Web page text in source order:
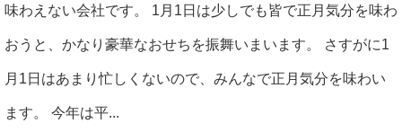
味わえない会社です。 1月1日は少しでも皆で正月気分を味わ
おうと、かなり豪華なおせちを振舞いまいます。 さすがに1
月1日はあまり忙しくないので、みんなで正月気分を味わい
ます。 今年は平...